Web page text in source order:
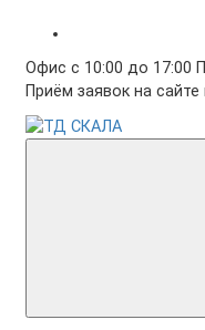
Офис с 10:00 до 17:00
Приём заявок на